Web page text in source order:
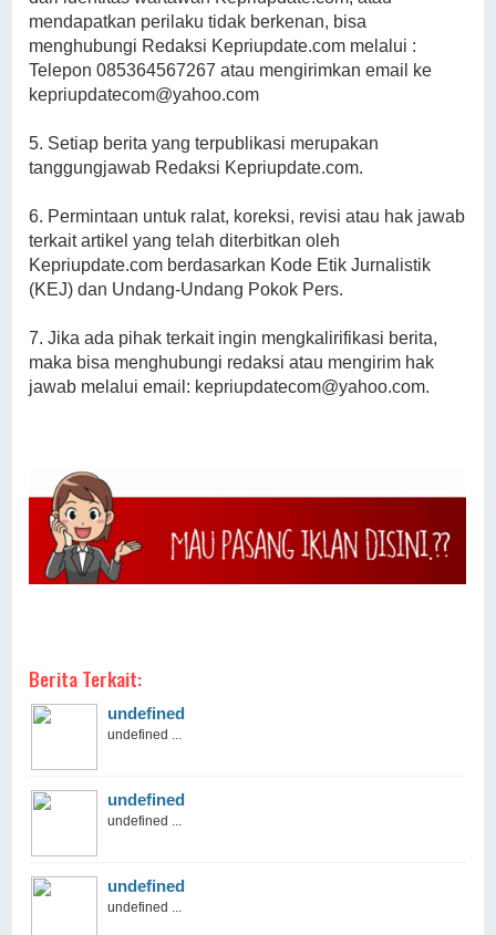
mendapatkan perilaku tidak berkenan, bisa
menghubungi Redaksi Kepriupdate.com melalui :
Telepon 085364567267 atau mengirimkan email ke
kepriupdatecom@yahoo.com
5. Setiap berita yang terpublikasi merupakan
tanggungjawab Redaksi Kepriupdate.com.
6. Permintaan untuk ralat, koreksi, revisi atau hak jawab
terkait artikel yang telah diterbitkan oleh
Kepriupdate.com berdasarkan Kode Etik Jurnalistik
(KEJ) dan Undang-Undang Pokok Pers.
7. Jika ada pihak terkait ingin mengkalirifikasi berita,
maka bisa menghubungi redaksi atau mengirim hak
jawab melalui email: kepriupdatecom@yahoo.com.
Berita Terkait:
undefined
undefined ...
undefined
undefined ...
undefined
undefined ...